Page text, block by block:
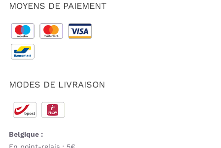
MOYENS DE PAIEMENT
MODES DE LIVRAISON
Belgique :